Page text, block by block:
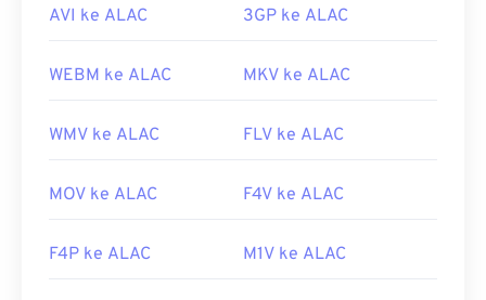
AVI ke ALAC 3GP ke ALAC
WEBM ke ALAC MKV ke ALAC
WMV ke ALAC FLV ke ALAC
MOV ke ALAC F4V ke ALAC
F4P ke ALAC M1V ke ALAC